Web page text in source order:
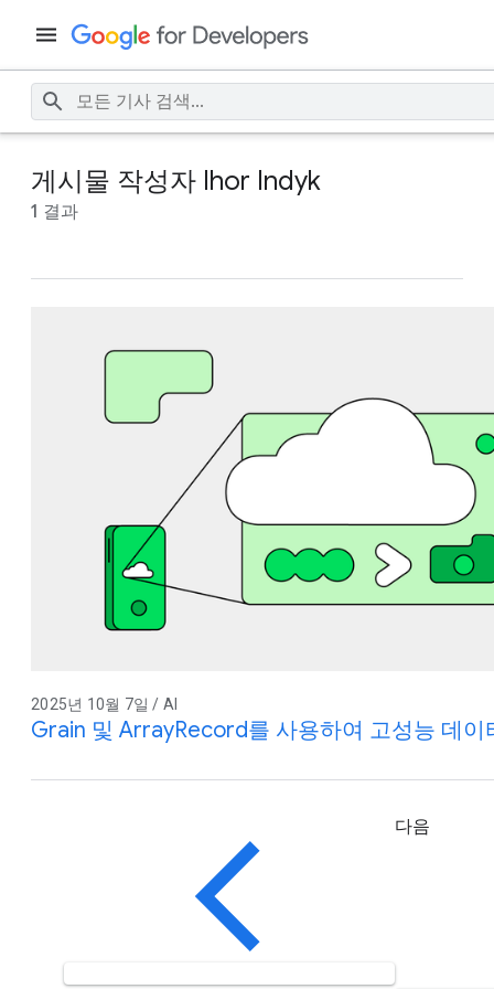
게시물 작성자 Ihor Indyk
1 결과
2025년 10월 7일 / AI
Grain 및 ArrayRecord를 사용하여 고성능 데이
다음